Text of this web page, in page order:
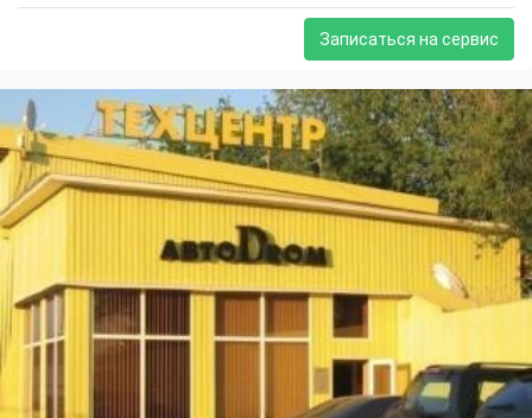
Записаться на сервис